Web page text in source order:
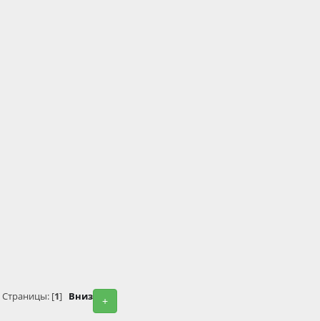
+
Страницы: [1] Вниз